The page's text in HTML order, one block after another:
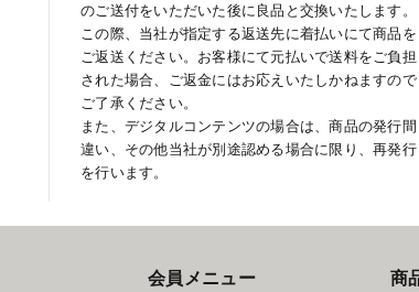
のご送付をいただいた後に良品と交換いたします。
この際、当社が指定する返送先に着払いにて商品を
ご返送ください。お客様にて元払いで送料をご負担
された場合、ご返金にはお応えいたしかねますので
ご了承ください。
また、デジタルコンテンツの場合は、商品の発行間
違い、その他当社が別途認める場合に限り、再発行
を行います。
会員メニュー 商